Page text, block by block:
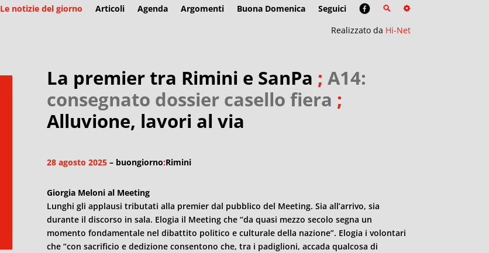
Le notizie del giorno Articoli Agenda Argomenti Buona Domenica
Seguici
Realizzato da Hi-Net
La premier tra Rimini e SanPa ;A14:
consegnato dossier casello fiera ;
Alluvione, lavori al via
28 agosto 2025 – buongiorno:Rimini
Giorgia Meloni al Meeting
Lunghi gli applausi tributati alla premier dal pubblico del Meeting. Sia all’arrivo, sia
durante il discorso in sala. Elogia il Meeting che “da quasi mezzo secolo segna un
momento fondamentale nel dibattito politico e culturale della nazione”. Elogia i volontari
che “con sacrificio e dedizione consentono che, tra i padiglioni, accada qualcosa di